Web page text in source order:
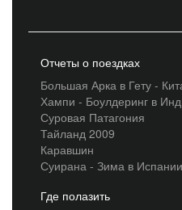
Отчеты о поездках
Большая Арка в Гету -
Хампи - Боулдеринг в
Суровая Патагония
Тайланд 2009
Каравшин
Суирана - Зима в Испании
Где полазить